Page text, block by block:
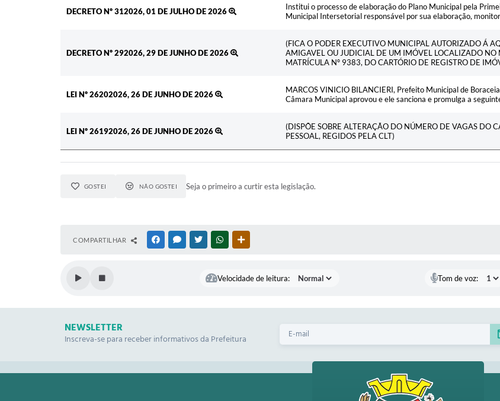
DECRETO Nº 312026, 01 DE JULHO DE 2026
Institui o processo de elaboração do Plano Municipal pela
Municipal Intersetorial responsável por sua elaboração,
DECRETO Nº 292026, 29 DE JUNHO DE 2026
(FICA O PODER EXECUTIVO MUNICIPAL AUTORIZADO Á
AMIGAVEL OU JUDICIAL DE UM IMÓVEL LOCALIZADO NO
MATRÍCULA Nº 9383, DO CARTÓRIO DE REGISTRO DE
LEI Nº 26202026, 26 DE JUNHO DE 2026
MARCOS VINICIO BILANCIERI, Prefeito Municipal de
Câmara Municipal aprovou e ele sanciona e promulga a
LEI Nº 26192026, 26 DE JUNHO DE 2026
(DISPÕE SOBRE ALTERAÇÃO DO NÚMERO DE VAGAS DO
PESSOAL, REGIDOS PELA CLT)
GOSTEI NÃO GOSTEI Seja o primeiro a curtir esta legislação.
COMPARTILHAR FACEBOOKMESSENGER
TWITTERWHATSAPP
Velocidade de leitura: Tom de voz:
NEWSLETTER
Inscreva-se para receber informativos da Prefeitura